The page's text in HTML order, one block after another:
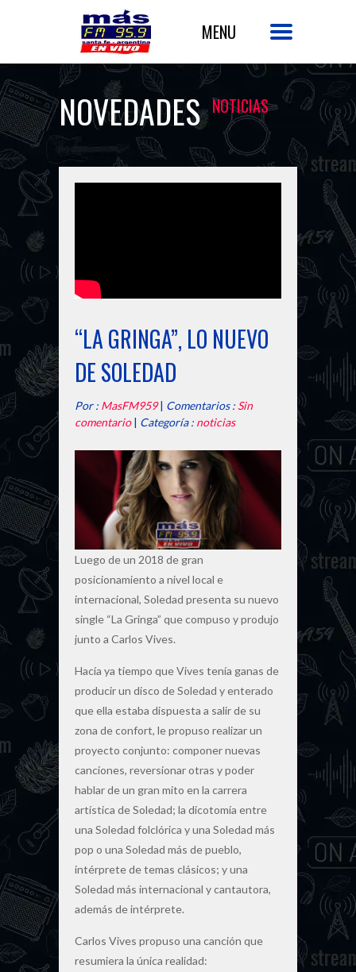
NOVEDADES NOTICIAS
“LA GRINGA”, LO NUEVO
DE SOLEDAD
Por : MasFM959| Comentarios : Sin
comentario| Categoría : noticias
Luego de un 2018 de gran
posicionamiento a nivel local e
internacional, Soledad presenta su nuevo
single “La Gringa” que compuso y produjo
junto a Carlos Vives.
Hacía ya tiempo que Vives tenía ganas de
producir un disco de Soledad y enterado
que ella estaba dispuesta a salir de su
zona de confort, le propuso realizar un
proyecto conjunto: componer nuevas
canciones, reversionar otras y poder
hablar de un gran mito en la carrera
artística de Soledad; la dicotomía entre
una Soledad folclórica y una Soledad más
pop o una Soledad más de pueblo,
intérprete de temas clásicos; y una
Soledad más internacional y cantautora,
además de intérprete.
Carlos Vives propuso una canción que
resumiera la única realidad: